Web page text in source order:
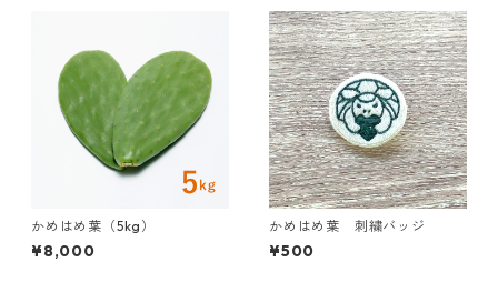
かめはめ葉（5kg）
¥8,000
かめはめ葉 刺繍バッジ
¥500